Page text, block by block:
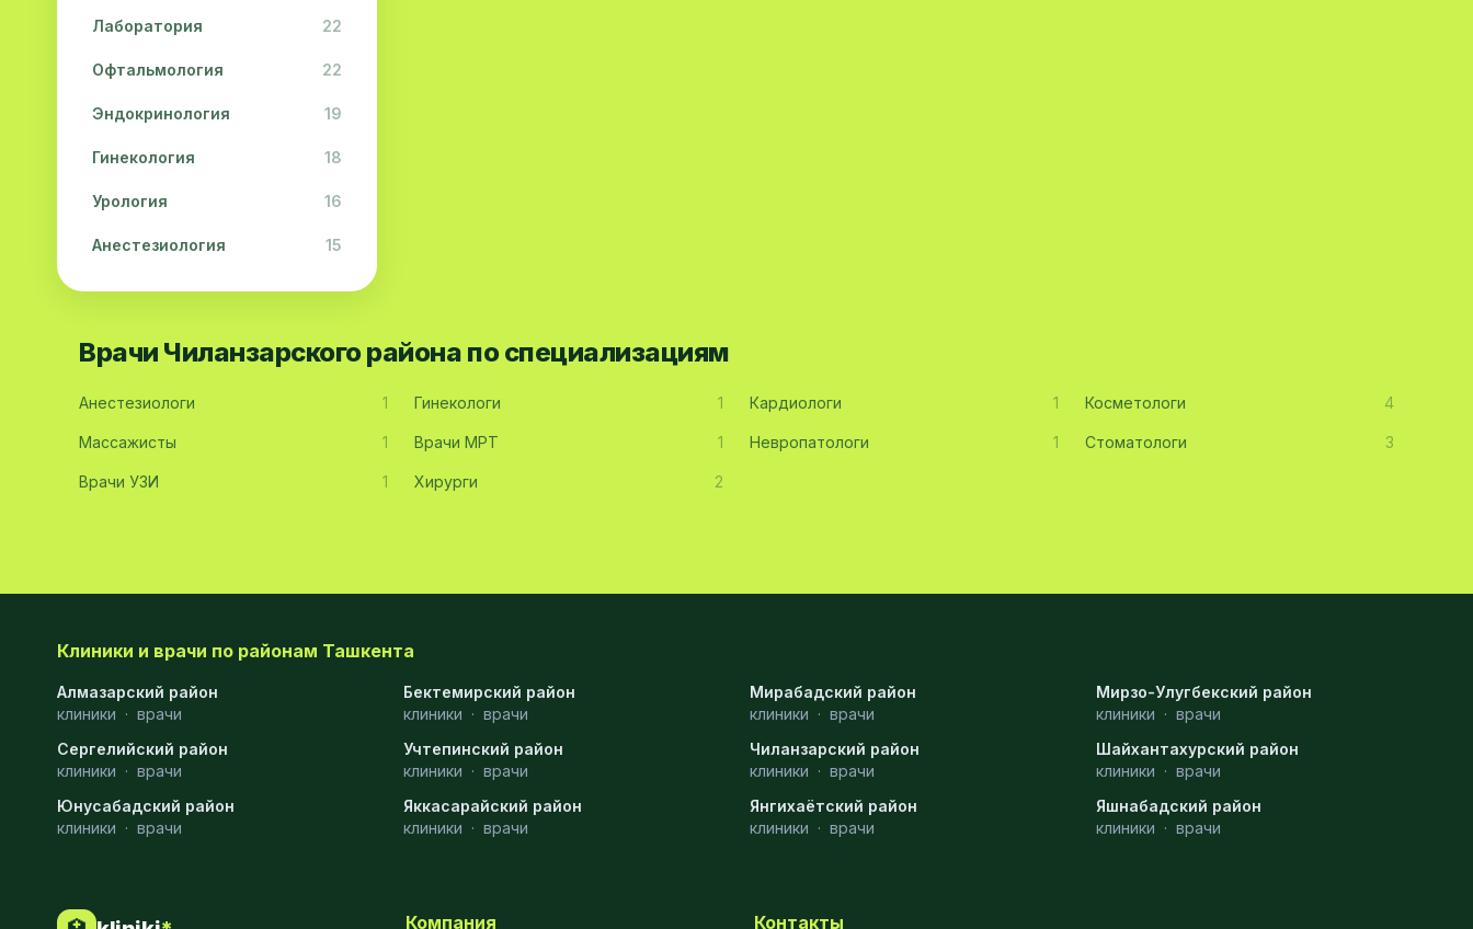
Лаборатория 22
Офтальмология 22
Эндокринология 19
Гинекология 18
Урология 16
Анестезиология 15
Дерматология 15
Стоматология 9
Физиотерапия
Ортопедия
Пластическая хирургия
Врачи Чиланзарского района по специализациям
Анестезиологи 1 Гинекологи 1 Кардиологи 1 Косметологи 4
Массажисты 1 Врачи МРТ 1 Невропатологи 1 Стоматологи 3
Врачи УЗИ 1 Хирурги 2
Клиники и врачи по районам Ташкента
Алмазарский район
клиники · врачи
Бектемирский район
клиники · врачи
Мирабадский район
клиники · врачи
Мирзо-Улугбекский район
клиники · врачи
Сергелийский район
клиники · врачи
Учтепинский район
клиники · врачи
Чиланзарский район
клиники · врачи
Шайхантахурский район
клиники · врачи
Юнусабадский район
клиники · врачи
Яккасарайский район
клиники · врачи
Янгихаётский район
клиники · врачи
Яшнабадский район
клиники · врачи
Компания Контакты